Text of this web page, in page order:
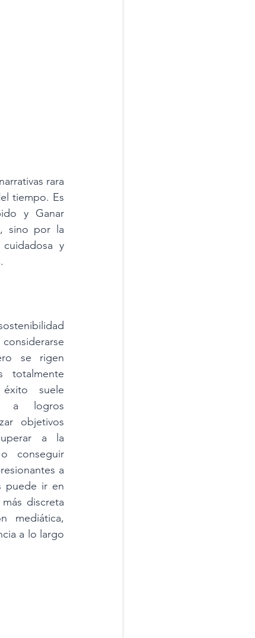
rara
tiempo. Es
y Ganar
sino por la
y
se rigen
totalmente
suele
a logros
objetivos
a la
conseguir
a
puede ir en
discreta
mediática,
a lo largo